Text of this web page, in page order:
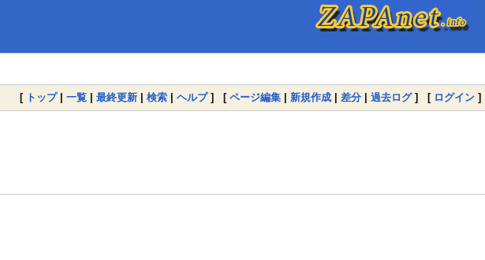
[ トップ| 一覧 | 最終更新 | 検索 | ヘルプ] [ ページ編集 | 新規作成 | 差分 | 過去ログ] [ ログイン ]